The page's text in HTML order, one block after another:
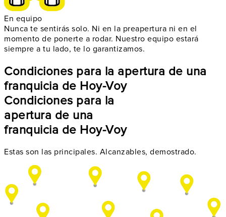
En equipo
Nunca te sentirás solo. Ni en la preapertura ni en el
momento de ponerte a rodar. Nuestro equipo estará
siempre a tu lado, te lo garantizamos.
Condiciones para la apertura de una
franquicia de Hoy-Voy
Condiciones para la
apertura de una
franquicia de Hoy-Voy
Estas son las principales. Alcanzables, demostrado.